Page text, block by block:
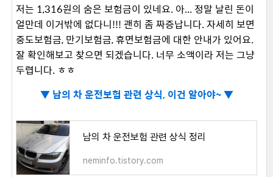
저는 1,316원의 숨은 보험금이 있네요. 아... 정말 날린 돈이
얼만데 이거밖에 없다니!!! 괜히 좀 짜증납니다. 자세히 보면
중도보험금, 만기보험금, 휴면보험금에 대한 안내가 있어요.
잘 확인해보고 찾으면 되겠습니다. 너무 소액이라 저는 그냥
두렵니다. ㅎㅎ
▼남의 차 운전보험 관련 상식, 이건 알아야~ ▼
남의 차 운전보험 관련 상식 정리
neminfo.tistory.com